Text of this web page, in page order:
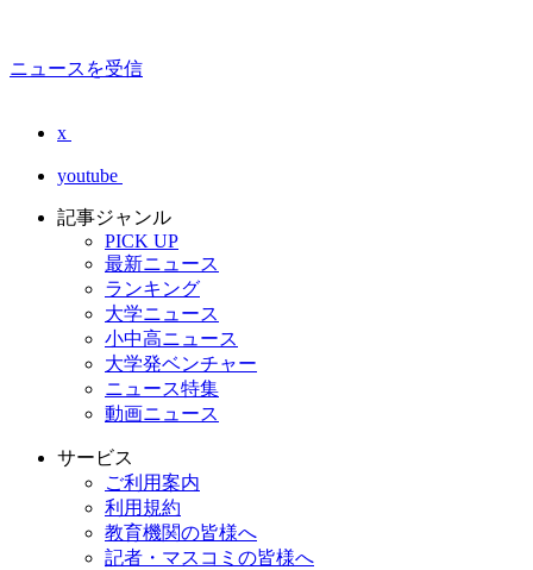
ニュースを受信
x
youtube
記事ジャンル
PICK UP
最新ニュース
ランキング
大学ニュース
小中高ニュース
大学発ベンチャー
ニュース特集
動画ニュース
サービス
ご利用案内
利用規約
教育機関の皆様へ
記者・マスコミの皆様へ